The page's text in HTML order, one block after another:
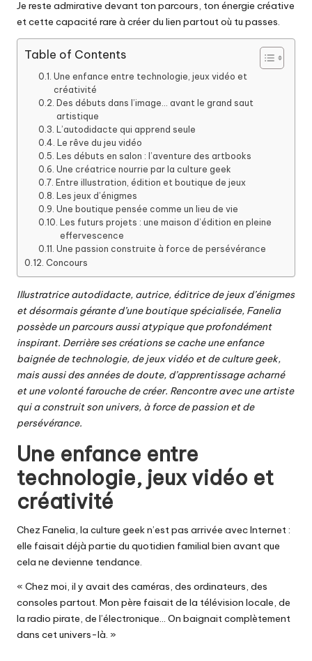
Je reste admirative devant ton parcours, ton énergie créative
et cette capacité rare à créer du lien partout où tu passes.
Table of Contents
Une enfance entre technologie, jeux vidéo et
créativité
Des débuts dans l’image… avant le grand saut
artistique
L’autodidacte qui apprend seule
Le rêve du jeu vidéo
Les débuts en salon : l’aventure des artbooks
Une créatrice nourrie par la culture geek
Entre illustration, édition et boutique de jeux
Les jeux d’énigmes
Une boutique pensée comme un lieu de vie
Les futurs projets : une maison d’édition en pleine
effervescence
Une passion construite à force de persévérance
Concours
Illustratrice autodidacte, autrice, éditrice de jeux d’énigmes
et désormais gérante d’une boutique spécialisée, Fanelia
possède un parcours aussi atypique que profondément
inspirant. Derrière ses créations se cache une enfance
baignée de technologie, de jeux vidéo et de culture geek,
mais aussi des années de doute, d’apprentissage acharné
et une volonté farouche de créer. Rencontre avec une artiste
qui a construit son univers, à force de passion et de
persévérance.
Une enfance entre
technologie, jeux vidéo et
créativité
Chez Fanelia, la culture geek n’est pas arrivée avec Internet :
elle faisait déjà partie du quotidien familial bien avant que
cela ne devienne tendance.
« Chez moi, il y avait des caméras, des ordinateurs, des
consoles partout. Mon père faisait de la télévision locale, de
la radio pirate, de l’électronique… On baignait complètement
dans cet univers-là. »